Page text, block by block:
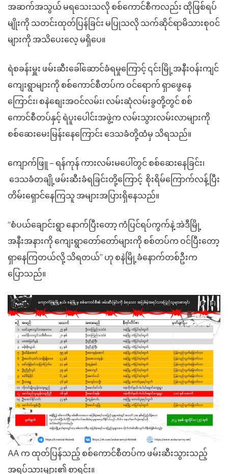
အဆက်အသွယ် မရသေးသလို စစ်ကောင်စီကလည်း ထိုဖြစ်ရပ်
မျိုးကို သတင်းထုတ်ပြန်ခြင်း မပြုသလို သက်ဆိုင်ရာမိသားစုဝင်
များကို အသိပေးလေ့ မရှိပေ။
ရဲစခန်းမှူး ဖမ်းဆီးခေါ်ဆောင်ခံရမှုကြောင့် ၎င်းမြို့အနီးဝန်းကျင်
ကျေးရွာများကို စစ်ကောင်စီတပ်က ဝင်ရောက် ရှာဖွေနေ
ကြောင်း၊ စနဲစျေးအဝင်လမ်း၊ လမ်းဆုံလမ်းခွတို့တွင် စစ်
ကောင်စီတပ်နှင့် ရဲပူးပေါင်းအဖွဲ့က လမ်းသွားလမ်းလာများကို
စစ်ဆေးမေးမြန်းနေကြောင်း ဒေသခံတို့ထံမှ သိရသည်။
ကျောက်ဖြူ – ရန်ကုန် ကားလမ်းမပေါ်တွင် စစ်ဆေးနေခြင်း၊
ဒေသခံတချို့ဖမ်းဆီးခံရခြင်းတို့ကြောင့် စိုးရိမ်ကြောက်လန့်ပြီး
တိမ်းရှောင်နေကြသူ အများအပြားရှိနေသည်။
“စံပယ်ချောင်းရွာ နောက်ပြီးတော့ ကံပြင်ရပ်ကွက်နဲ့ အဲဒီမြို့
အနီးအနားကို ကျေးရွာတော်တော်များကို စစ်တပ်က ဝင်ပြီးတော့
ရှာနေကြတယ်လို့ သိရတယ်” ဟု စနဲမြို့ခံနောက်တစ်ဦးက
ပြောသည်။
AA က ထုတ်ပြန်သည့် စစ်ကောင်စီတပ်က ဖမ်းဆီးသွားသည့်
အရပ်သားများ၏ စာရင်း။